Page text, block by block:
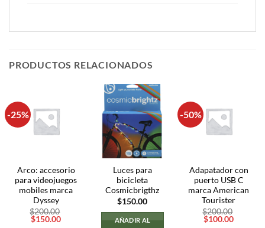
PRODUCTOS RELACIONADOS
-25%
Arco: accesorio
para videojuegos
mobiles marca
Dyssey
$200.00
El
$150.00El
Luces para
bicicleta
Cosmicbrigthz
$150.00
AÑADIR AL
-50%
Adapatador con
puerto USB C
marca American
Tourister
$200.00
El
$100.00El